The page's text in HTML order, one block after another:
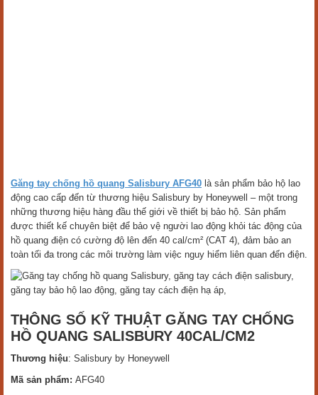
Găng tay chống hồ quang Salisbury AFG40 là sản phẩm bảo hộ lao
động cao cấp đến từ thương hiệu Salisbury by Honeywell – một trong
những thương hiệu hàng đầu thế giới về thiết bị bảo hộ. Sản phẩm
được thiết kế chuyên biệt để bảo vệ người lao động khỏi tác động của
hồ quang điện có cường độ lên đến 40 cal/cm² (CAT 4), đảm bảo an
toàn tối đa trong các môi trường làm việc nguy hiểm liên quan đến điện.
THÔNG SỐ KỸ THUẬT GĂNG TAY CHỐNG
HỒ QUANG SALISBURY 40CAL/CM2
Thương hiệu: Salisbury by Honeywell
Mã sản phẩm: AFG40